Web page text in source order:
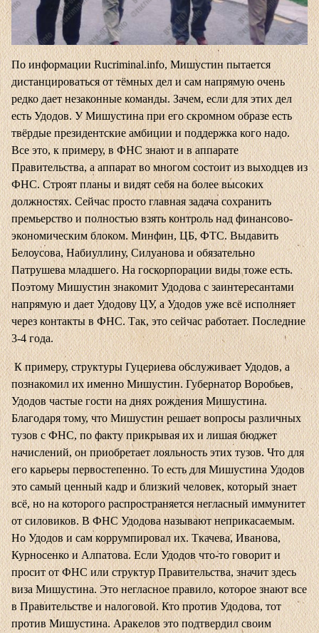
По информации Rucriminal.info, Мишустин пытается
дистанцироваться от тёмных дел и сам напрямую очень
редко дает незаконные команды. Зачем, если для этих дел
есть Удодов. У Мишустина при его скромном образе есть
твёрдые президентские амбиции и поддержка кого надо.
Все это, к примеру, в ФНС знают и в аппарате
Правительства, а аппарат во многом состоит из выходцев из
ФНС. Строят планы и видят себя на более высоких
должностях. Сейчас просто главная задача сохранить
премьерство и полностью взять контроль над финансово-
экономическим блоком. Минфин, ЦБ, ФТС. Выдавить
Белоусова, Набиуллину, Силуанова и обязательно
Патрушева младшего. На госкорпорации виды тоже есть.
Поэтому Мишустин знакомит Удодова с заинтересантами
напрямую и дает Удодову ЦУ, а Удодов уже всё исполняет
через контакты в ФНС. Так, это сейчас работает. Последние
3-4 года.
К примеру, структуры Гуцериева обслуживает Удодов, а
познакомил их именно Мишустин. Губернатор Воробьев,
Удодов частые гости на днях рождения Мишустина.
Благодаря тому, что Мишустин решает вопросы различных
тузов с ФНС, по факту прикрывая их и лишая бюджет
начислений, он приобретает лояльность этих тузов. Что для
его карьеры первостепенно. То есть для Мишустина Удодов
это самый ценный кадр и близкий человек, который знает
всё, но на которого распространяется негласный иммунитет
от силовиков. В ФНС Удодова называют неприкасаемым.
Но Удодов и сам коррумпировал их. Ткачева, Иванова,
Курносенко и Алпатова. Если Удодов что-то говорит и
просит от ФНС или структур Правительства, значит здесь
виза Мишустина. Это негласное правило, которое знают все
в Правительстве и налоговой. Кто против Удодова, тот
против Мишустина. Аракелов это подтвердил своим